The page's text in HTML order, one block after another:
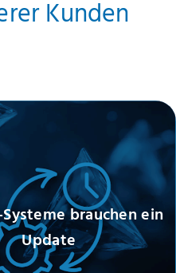
Kunden
brauchen ein
Update